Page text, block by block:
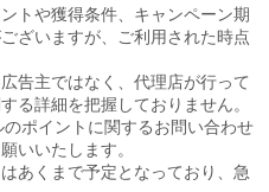
トや獲得条件、キャンペーン期
ざいますが、ご利用された時点
告主ではなく、代理店が行って
る詳細を把握しておりません。
ポイントに関するお問い合わせ
いいたします。
あくまで予定となっており、急